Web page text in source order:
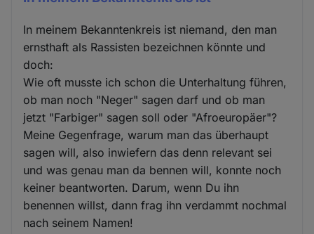
In meinem Bekanntenkreis ist niemand, den man
ernsthaft als Rassisten bezeichnen könnte und
doch:
Wie oft musste ich schon die Unterhaltung führen,
ob man noch "Neger" sagen darf und ob man
jetzt "Farbiger" sagen soll oder "Afroeuropäer"?
Meine Gegenfrage, warum man das überhaupt
sagen will, also inwiefern das denn relevant sei
und was genau man da bennen will, konnte noch
keiner beantworten. Darum, wenn Du ihn
benennen willst, dann frag ihn verdammt nochmal
nach seinem Namen!